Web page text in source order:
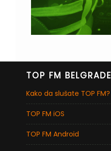
TOP FM BELGRADE
Kako da slušate TOP FM?
TOP FM iOS
TOP FM Android